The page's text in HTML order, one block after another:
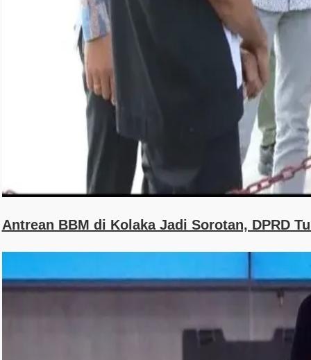
Antrean BBM di Kolaka Jadi Sorotan, DPRD